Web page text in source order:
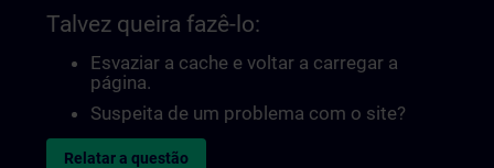
Talvez queira fazê-lo:
Esvaziar a cache e voltar a carregar a
página.
Suspeita de um problema com o site?
Relatar a questão